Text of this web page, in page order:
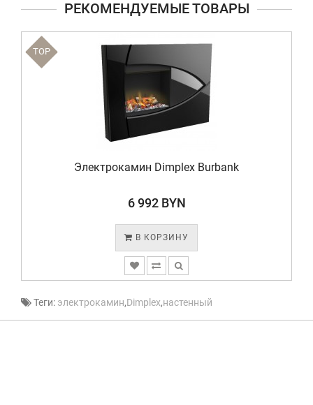
РЕКОМЕНДУЕМЫЕ ТОВАРЫ
TOP
Электрокамин Dimplex Burbank
6 992 BYN
В КОРЗИНУ
Теги: электрокамин,Dimplex,настенный